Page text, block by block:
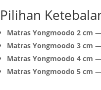
Pilihan
Matras Yongmoodo 2 cm —
Matras Yongmoodo 3 cm —
Matras Yongmoodo 4 cm —
Matras Yongmoodo 5 cm —